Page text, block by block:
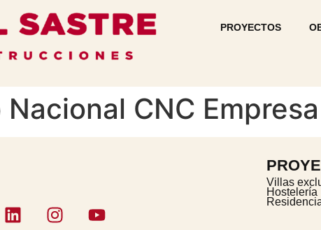
PROYECTOS
Nacional CNC
Villas
Hostelería